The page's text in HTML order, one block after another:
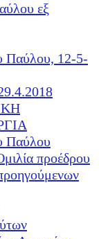
εξ
Παύλου, 12-5-
Παύλου
προέδρου